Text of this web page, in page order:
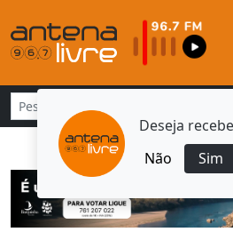
Deseja
Não
Sim